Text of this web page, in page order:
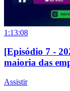
1:13:08
[Episódio 7 -
maioria das
Assistir